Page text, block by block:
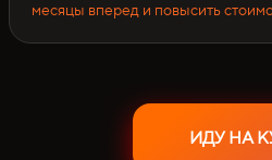
месяцы вперед и повысить
ИДУ НА